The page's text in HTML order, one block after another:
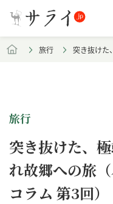
旅行 突き抜けた
旅行
突き抜けた、
れ故郷への旅
コラム 第3回）